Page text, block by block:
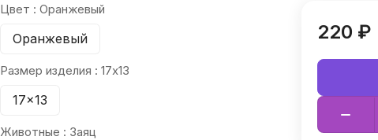
Цвет : Оранжевый
Оранжевый
Размер изделия : 17x13
17x13
Животные : Заяц
220 ₽